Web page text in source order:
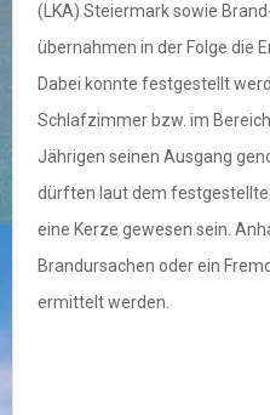
(LKA) Steiermark sowie
übernahmen in der Folge die
Dabei konnte festgestellt
Schlafzimmer bzw. im
Jährigen seinen Ausgang
dürften laut dem
eine Kerze gewesen sein.
Brandursachen oder ein
ermittelt werden.